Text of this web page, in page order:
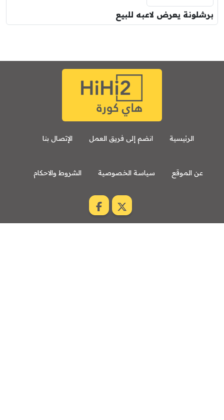
برشلونة يعرض لاعبه للبيع
الرئيسية انضم إلى فريق العمل الإتصال بنا
عن الموقع سياسة الخصوصية الشروط والاحكام